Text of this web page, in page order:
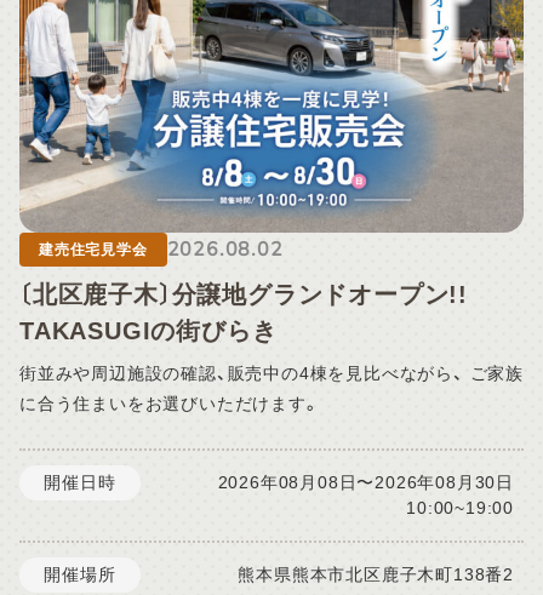
卒ご理解を賜りますようお願い申し上げます。
建売住宅見学会
2026.08.02
〔北区鹿子木〕分譲地グランドオープン!!
TAKASUGIの街びらき
街並みや周辺施設の確認、販売中の4棟を見比べながら、 ご家族
に合う住まいをお選びいただけます。
開催日時
2026年08月08日〜2026年08月30日
10:00~19:00
開催場所 熊本県熊本市北区鹿子木町138番2